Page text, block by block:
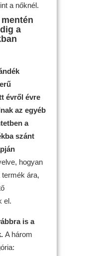
a nőknél.
a
évről évre
az egyéb
a
szánt
hogyan
ára,
el.
is a
A három